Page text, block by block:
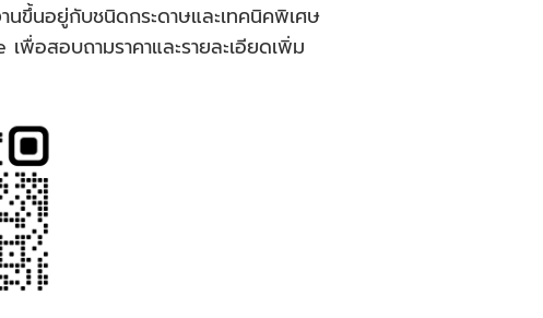
นขึ้นอยู่กับชนิดกระดาษและเทคนิคพิเศษ
พื่อสอบถามราคาและรายละเอียดเพิ่ม